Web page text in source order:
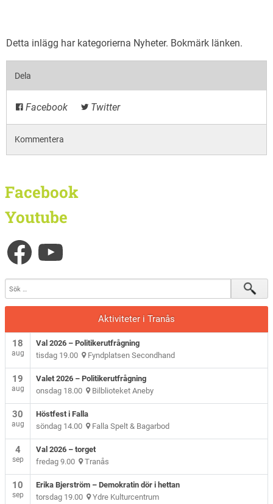
Detta inlägg har kategorierna Nyheter. Bokmärk länken.
Dela
Facebook Twitter
Kommentera
Facebook
Youtube
Aktiviteter i Tranås
18
aug
Val 2026 – Politikerutfrågning
tisdag 19.00 Fyndplatsen Secondhand
19
aug
Valet 2026 – Politikerutfrågning
onsdag 18.00 Bilblioteket Aneby
30
aug
Höstfest i Falla
söndag 14.00 Falla Spelt & Bagarbod
4
sep
Val 2026 – torget
fredag 9.00 Tranås
10
sep
Erika Bjerström – Demokratin dör i hettan
torsdag 19.00 Ydre Kulturcentrum